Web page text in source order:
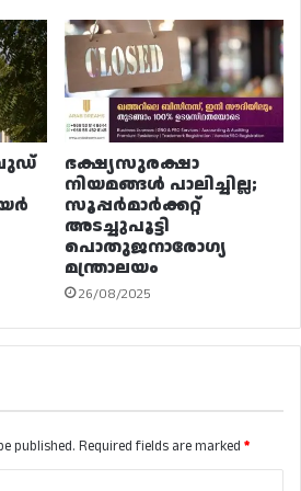
ഭക്ഷ്യസുരക്ഷാ
നിയമങ്ങൾ പാലിച്ചില്ല;
സൂപ്പർമാർക്കറ്റ്
അടച്ചുപൂട്ടി
പൊതുജനാരോഗ്യ
മന്ത്രാലയം
26/08/2025
published. Required fields are marked *